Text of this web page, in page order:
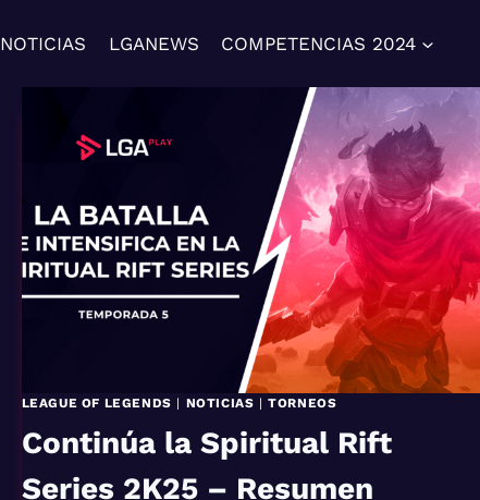
NOTICIAS LGANEWS COMPETENCIAS 2024
LEAGUE OF LEGENDS | NOTICIAS |TORNEOS
Continúa la Spiritual Rift
Series 2K25 – Resumen